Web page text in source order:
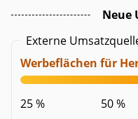
Neue
Externe
Werbeflächen für
25 % 50 %